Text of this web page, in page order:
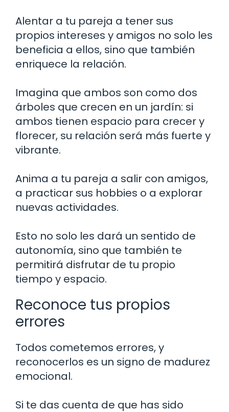
Alentar a tu pareja a tener sus
propios intereses y amigos no solo les
beneficia a ellos, sino que también
enriquece la relación.
Imagina que ambos son como dos
árboles que crecen en un jardín: si
ambos tienen espacio para crecer y
florecer, su relación será más fuerte y
vibrante.
Anima a tu pareja a salir con amigos,
a practicar sus hobbies o a explorar
nuevas actividades.
Esto no solo les dará un sentido de
autonomía, sino que también te
permitirá disfrutar de tu propio
tiempo y espacio.
Reconoce tus propios
errores
Todos cometemos errores, y
reconocerlos es un signo de madurez
emocional.
Si te das cuenta de que has sido